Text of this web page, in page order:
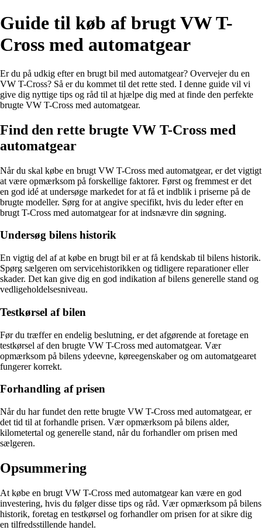
Guide til køb af brugt VW T-
Cross med automatgear
Er du på udkig efter en brugt bil med automatgear? Overvejer du en
VW T-Cross? Så er du kommet til det rette sted. I denne guide vil vi
give dig nyttige tips og råd til at hjælpe dig med at finde den perfekte
brugte VW T-Cross med automatgear.
Find den rette brugte VW T-Cross med
automatgear
Når du skal købe en brugt VW T-Cross med automatgear, er det vigtigt
at være opmærksom på forskellige faktorer. Først og fremmest er det
en god idé at undersøge markedet for at få et indblik i priserne på de
brugte modeller. Sørg for at angive specifikt, hvis du leder efter en
brugt T-Cross med automatgear for at indsnævre din søgning.
Undersøg bilens historik
En vigtig del af at købe en brugt bil er at få kendskab til bilens historik.
Spørg sælgeren om servicehistorikken og tidligere reparationer eller
skader. Det kan give dig en god indikation af bilens generelle stand og
vedligeholdelsesniveau.
Testkørsel af bilen
Før du træffer en endelig beslutning, er det afgørende at foretage en
testkørsel af den brugte VW T-Cross med automatgear. Vær
opmærksom på bilens ydeevne, køreegenskaber og om automatgearet
fungerer korrekt.
Forhandling af prisen
Når du har fundet den rette brugte VW T-Cross med automatgear, er
det tid til at forhandle prisen. Vær opmærksom på bilens alder,
kilometertal og generelle stand, når du forhandler om prisen med
sælgeren.
Opsummering
At købe en brugt VW T-Cross med automatgear kan være en god
investering, hvis du følger disse tips og råd. Vær opmærksom på bilens
historik, foretag en testkørsel og forhandler om prisen for at sikre dig
en tilfredsstillende handel.